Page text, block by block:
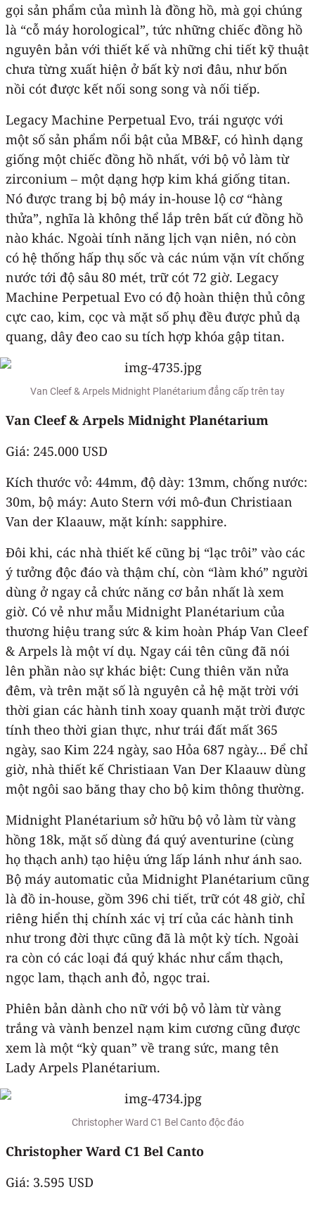
gọi sản phẩm của mình là đồng hồ, mà gọi chúng
là “cỗ máy horological”, tức những chiếc đồng hồ
nguyên bản với thiết kế và những chi tiết kỹ thuật
chưa từng xuất hiện ở bất kỳ nơi đâu, như bốn
nồi cót được kết nối song song và nối tiếp.
Legacy Machine Perpetual Evo, trái ngược với
một số sản phẩm nổi bật của MB&F, có hình dạng
giống một chiếc đồng hồ nhất, với bộ vỏ làm từ
zirconium – một dạng hợp kim khá giống titan.
Nó được trang bị bộ máy in-house lộ cơ “hàng
thửa”, nghĩa là không thể lắp trên bất cứ đồng hồ
nào khác. Ngoài tính năng lịch vạn niên, nó còn
có hệ thống hấp thụ sốc và các núm vặn vít chống
nước tới độ sâu 80 mét, trữ cót 72 giờ. Legacy
Machine Perpetual Evo có độ hoàn thiện thủ công
cực cao, kim, cọc và mặt số phụ đều được phủ dạ
quang, dây đeo cao su tích hợp khóa gập titan.
Van Cleef & Arpels Midnight Planétarium đẳng cấp trên tay
Van Cleef & Arpels Midnight Planétarium
Giá: 245.000 USD
Kích thước vỏ: 44mm, độ dày: 13mm, chống nước:
30m, bộ máy: Auto Stern với mô-đun Christiaan
Van der Klaauw, mặt kính: sapphire.
Đôi khi, các nhà thiết kế cũng bị “lạc trôi” vào các
ý tưởng độc đáo và thậm chí, còn “làm khó” người
dùng ở ngay cả chức năng cơ bản nhất là xem
giờ. Có vẻ như mẫu Midnight Planétarium của
thương hiệu trang sức & kim hoàn Pháp Van Cleef
& Arpels là một ví dụ. Ngay cái tên cũng đã nói
lên phần nào sự khác biệt: Cung thiên văn nửa
đêm, và trên mặt số là nguyên cả hệ mặt trời với
thời gian các hành tinh xoay quanh mặt trời được
tính theo thời gian thực, như trái đất mất 365
ngày, sao Kim 224 ngày, sao Hỏa 687 ngày… Để chỉ
giờ, nhà thiết kế Christiaan Van Der Klaauw dùng
một ngôi sao băng thay cho bộ kim thông thường.
Midnight Planétarium sở hữu bộ vỏ làm từ vàng
hồng 18k, mặt số dùng đá quý aventurine (cùng
họ thạch anh) tạo hiệu ứng lấp lánh như ánh sao.
Bộ máy automatic của Midnight Planétarium cũng
là đồ in-house, gồm 396 chi tiết, trữ cót 48 giờ, chỉ
riêng hiển thị chính xác vị trí của các hành tinh
như trong đời thực cũng đã là một kỳ tích. Ngoài
ra còn có các loại đá quý khác như cẩm thạch,
ngọc lam, thạch anh đỏ, ngọc trai.
Phiên bản dành cho nữ với bộ vỏ làm từ vàng
trắng và vành benzel nạm kim cương cũng được
xem là một “kỳ quan” về trang sức, mang tên
Lady Arpels Planétarium.
Christopher Ward C1 Bel Canto độc đáo
Christopher Ward C1 Bel Canto
Giá: 3.595 USD